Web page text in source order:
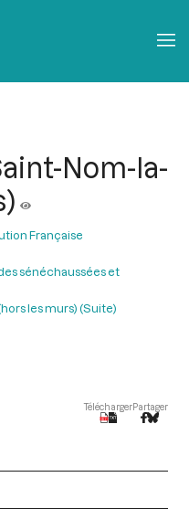
Nom-la-
Française
sénéchaussées et
les murs) (Suite)
TéléchargerPartager